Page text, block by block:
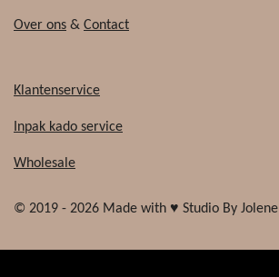
Over ons & Contact
Klantenservice
Inpak kado service
Wholesale
© 2019 - 2026 Made with ♥ Studio By Jolene